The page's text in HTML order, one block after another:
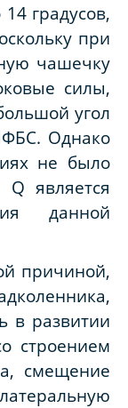
градусов,
при
чашечку
силы,
угол
Однако
не было
является
данной
причиной,
в развитии
строением
смещение